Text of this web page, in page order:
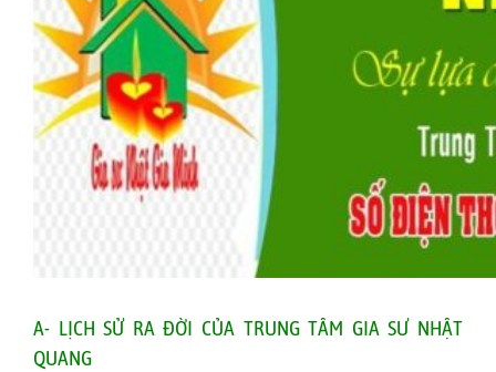
A- LỊCH SỬ RA ĐỜI CỦA TRUNG TÂM GIA SƯ NHẬT
QUANG